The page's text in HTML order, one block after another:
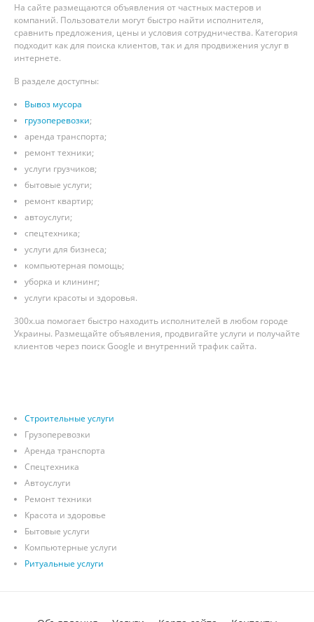
На сайте размещаются объявления от частных мастеров и
компаний. Пользователи могут быстро найти исполнителя,
сравнить предложения, цены и условия сотрудничества. Категория
подходит как для поиска клиентов, так и для продвижения услуг в
интернете.
В разделе доступны:
Вывоз мусора
грузоперевозки;
аренда транспорта;
ремонт техники;
услуги грузчиков;
бытовые услуги;
ремонт квартир;
автоуслуги;
спецтехника;
услуги для бизнеса;
компьютерная помощь;
уборка и клининг;
услуги красоты и здоровья.
300x.ua помогает быстро находить исполнителей в любом городе
Украины. Размещайте объявления, продвигайте услуги и получайте
клиентов через поиск Google и внутренний трафик сайта.
Строительные услуги
Грузоперевозки
Аренда транспорта
Спецтехника
Автоуслуги
Ремонт техники
Красота и здоровье
Бытовые услуги
Компьютерные услуги
Ритуальные услуги